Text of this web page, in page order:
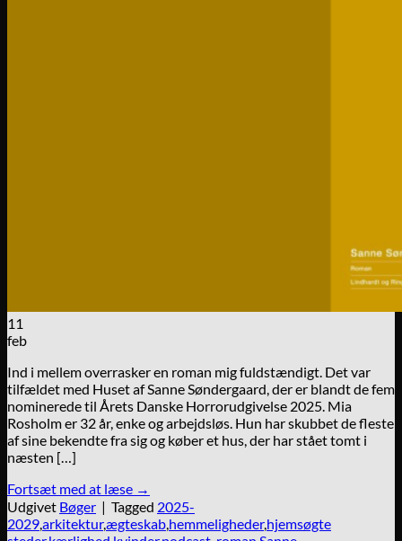
11
feb
Ind i mellem overrasker en roman mig fuldstændigt. Det var
tilfældet med Huset af Sanne Søndergaard, der er blandt de fem
nominerede til Årets Danske Horrorudgivelse 2025. Mia
Rosholm er 32 år, enke og arbejdsløs. Hun har skubbet de fleste
af sine bekendte fra sig og køber et hus, der har stået tomt i
næsten […]
Fortsæt med at læse →
Udgivet Bøger | Tagged 2025-
2029,arkitektur,ægteskab,hemmeligheder,hjemsøgte